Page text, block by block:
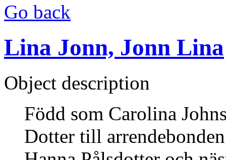
Go back
Lina Jonn, Jonn Lina
Object description
Född som Carolina
Dotter till